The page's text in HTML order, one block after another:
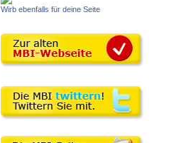
Wirb ebenfalls für deine Seite